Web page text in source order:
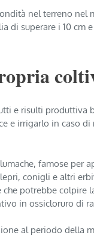
nel terreno nel
di superare i 10 cm
e risulti produttiva
e irrigarlo in caso
famose per
conigli e altri
potrebbe colpire
in ossicloruro di
al periodo della